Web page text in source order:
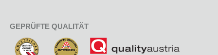
GEPRÜFTE QUALITÄT